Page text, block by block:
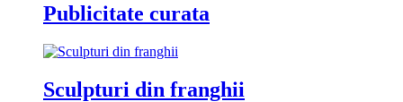
Publicitate curata
Sculpturi din franghii